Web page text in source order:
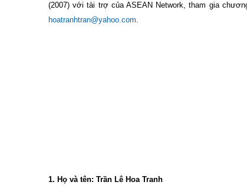
(2007) với tài trợ của ASEAN Network, tham gia
hoatranhtran@yahoo.com.
1. Họ và tên: Trần Lê Hoa Tranh